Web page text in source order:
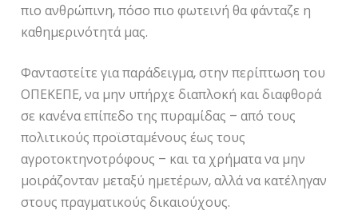
πιο ανθρώπινη, πόσο πιο φωτεινή θα φάνταζε η
καθημερινότητά μας.
Φανταστείτε για παράδειγμα, στην περίπτωση του
ΟΠΕΚΕΠΕ, να μην υπήρχε διαπλοκή και διαφθορά
σε κανένα επίπεδο της πυραμίδας – από τους
πολιτικούς προϊσταμένους έως τους
αγροτοκτηνοτρόφους – και τα χρήματα να μην
μοιράζονταν μεταξύ ημετέρων, αλλά να κατέληγαν
στους πραγματικούς δικαιούχους.